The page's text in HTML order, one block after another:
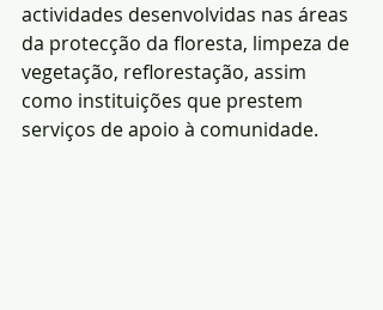
actividades desenvolvidas nas áreas
da protecção da floresta, limpeza de
vegetação, reflorestação, assim
como instituições que prestem
serviços de apoio à comunidade.